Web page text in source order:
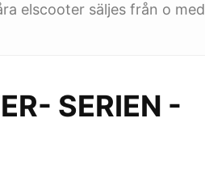
elscooter säljes från o med
SERIEN -